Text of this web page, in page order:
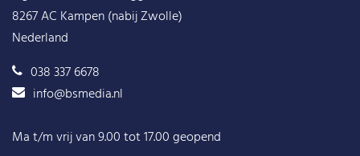
8267 AC Kampen (nabij Zwolle)
Nederland
038 337 6678
info@bsmedia.nl
Ma t/m vrij van 9.00 tot 17.00 geopend